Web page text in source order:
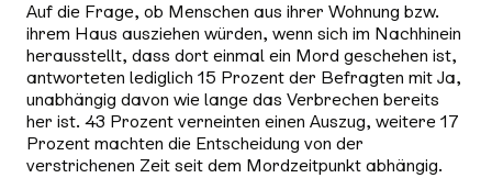
Auf die Frage, ob Menschen aus ihrer Wohnung bzw.
ihrem Haus ausziehen würden, wenn sich im Nachhinein
herausstellt, dass dort einmal ein Mord geschehen ist,
antworteten lediglich 15 Prozent der Befragten mit Ja,
unabhängig davon wie lange das Verbrechen bereits
her ist. 43 Prozent verneinten einen Auszug, weitere 17
Prozent machten die Entscheidung von der
verstrichenen Zeit seit dem Mordzeitpunkt abhängig.